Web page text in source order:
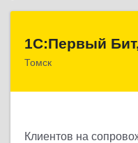
1С:Первый
Томск
Клиентов на
634041, Томская